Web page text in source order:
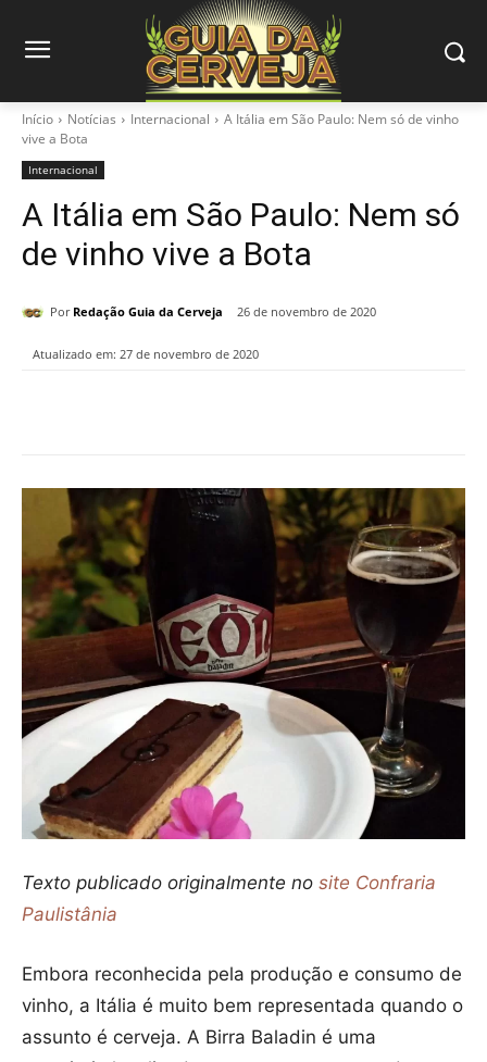
Início Notícias Internacional
A Itália em São Paulo: Nem só de vinho
vive a Bota
Internacional
A Itália em São Paulo: Nem só
de vinho vive a Bota
Por Redação Guia da Cerveja 26 de novembro de 2020
Atualizado em: 27 de novembro de 2020
Texto publicado originalmente no site Confraria
Paulistânia
Embora reconhecida pela produção e consumo de
vinho, a Itália é muito bem representada quando o
assunto é cerveja. A Birra Baladin é uma